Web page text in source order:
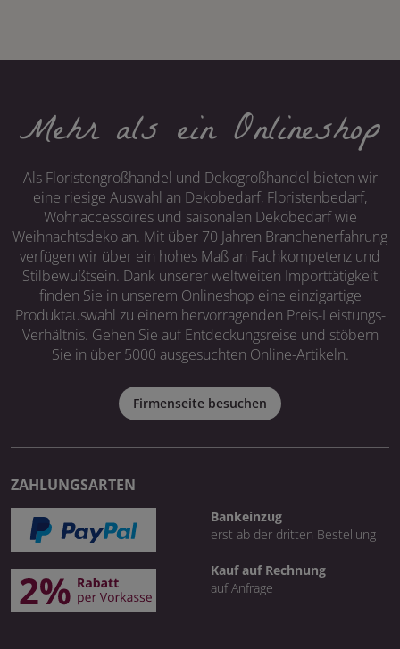
Mehr als ein Onlineshop
Als Floristengroßhandel und Dekogroßhandel bieten wir
eine riesige Auswahl an Dekobedarf, Floristenbedarf,
Wohnaccessoires und saisonalen Dekobedarf wie
Weihnachtsdeko an. Mit über 70 Jahren Branchenerfahrung
verfügen wir über ein hohes Maß an Fachkompetenz und
Stilbewußtsein. Dank unserer weltweiten Importtätigkeit
finden Sie in unserem Onlineshop eine einzigartige
Produktauswahl zu einem hervorragenden Preis-Leistungs-
Verhältnis. Gehen Sie auf Entdeckungsreise und stöbern
Sie in über 5000 ausgesuchten Online-Artikeln.
Firmenseite besuchen
ZAHLUNGSARTEN
Bankeinzug
erst ab der dritten Bestellung
Kauf auf Rechnung
auf Anfrage